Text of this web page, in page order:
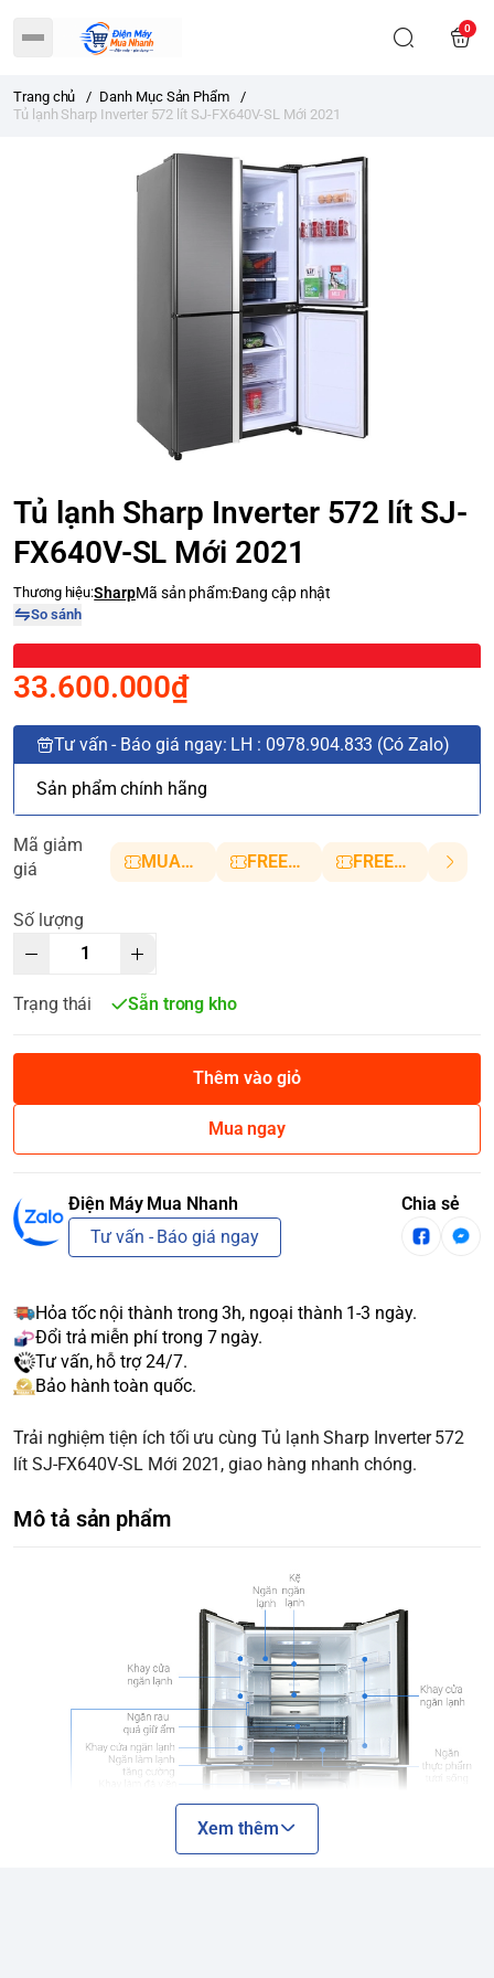
0
Trang chủ / Danh Mục Sản Phẩm
/
Tủ lạnh Sharp Inverter 572 lít SJ-FX640V-SL Mới 2021
Tủ lạnh Sharp Inverter 572 lít SJ-
FX640V-SL Mới 2021
Thương hiệu:SharpMã sản phẩm:Đang cập nhật
So sánh
33.600.000₫
Tư vấn - Báo giá ngay: LH : 0978.904.833 (Có Zalo)
Sản phẩm chính hãng
Mã giảm
giá
MUANHANH01 FREESHIP5 FREESHIP10
Số lượng
Trạng thái Sẵn trong kho
Thêm vào giỏ
Mua ngay
Điện Máy Mua Nhanh
Tư vấn - Báo giá ngay
Chia sẻ
Hỏa tốc nội thành trong 3h, ngoại thành 1-3 ngày.
Đổi trả miễn phí trong 7 ngày.
Tư vấn, hỗ trợ 24/7.
Bảo hành toàn quốc.
Trải nghiệm tiện ích tối ưu cùng Tủ lạnh Sharp Inverter 572
lít SJ-FX640V-SL Mới 2021, giao hàng nhanh chóng.
Mô tả sản phẩm
Xem thêm